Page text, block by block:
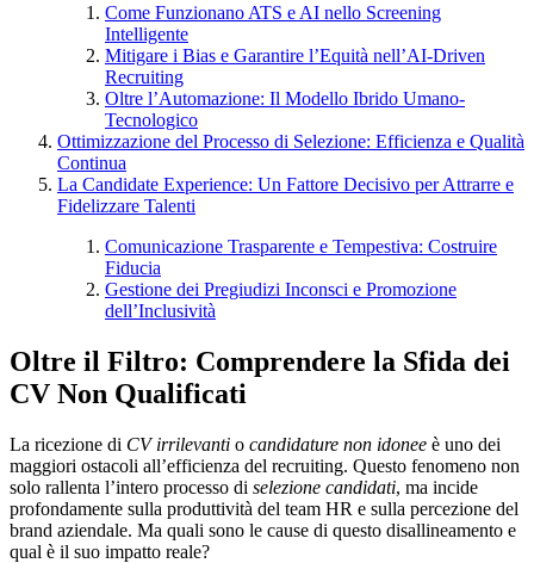
Come Funzionano ATS e AI nello Screening
Intelligente
Mitigare i Bias e Garantire l’Equità nell’AI-Driven
Recruiting
Oltre l’Automazione: Il Modello Ibrido Umano-
Tecnologico
Ottimizzazione del Processo di Selezione: Efficienza e Qualità
Continua
La Candidate Experience: Un Fattore Decisivo per Attrarre e
Fidelizzare Talenti
Comunicazione Trasparente e Tempestiva: Costruire
Fiducia
Gestione dei Pregiudizi Inconsci e Promozione
dell’Inclusività
Oltre il Filtro: Comprendere la Sfida dei
CV Non Qualificati
La ricezione di CV irrilevanti o candidature non idonee è uno dei
maggiori ostacoli all’efficienza del recruiting. Questo fenomeno non
solo rallenta l’intero processo di selezione candidati, ma incide
profondamente sulla produttività del team HR e sulla percezione del
brand aziendale. Ma quali sono le cause di questo disallineamento e
qual è il suo impatto reale?